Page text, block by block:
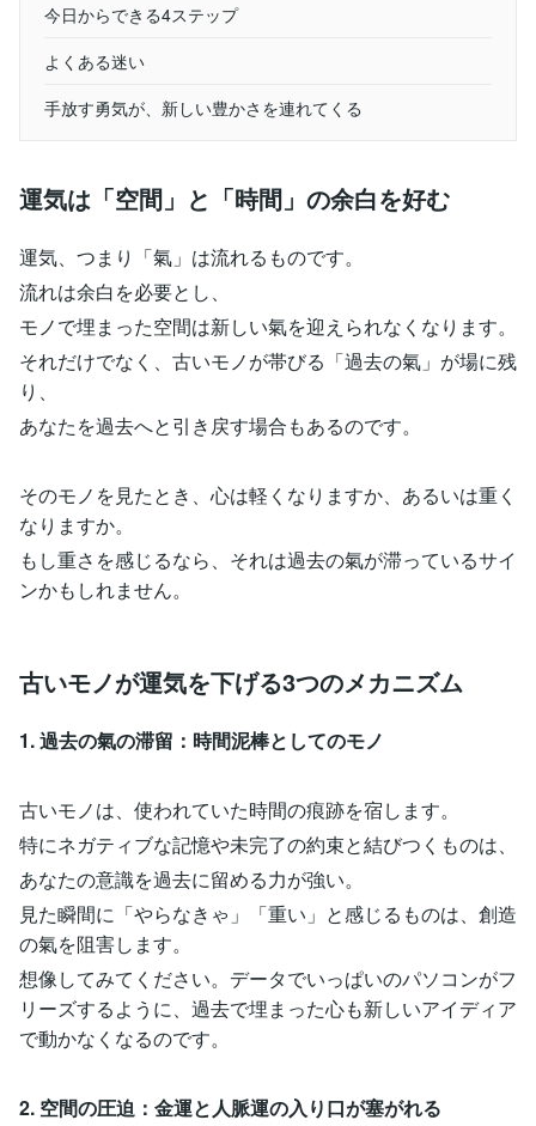
今日からできる4ステップ
よくある迷い
手放す勇気が、新しい豊かさを連れてくる
運気は「空間」と「時間」の余白を好む
運気、つまり「氣」は流れるものです。
流れは余白を必要とし、
モノで埋まった空間は新しい氣を迎えられなくなります。
それだけでなく、古いモノが帯びる「過去の氣」が場に残
り、
あなたを過去へと引き戻す場合もあるのです。
そのモノを見たとき、心は軽くなりますか、あるいは重く
なりますか。
もし重さを感じるなら、それは過去の氣が滞っているサイ
ンかもしれません。
古いモノが運気を下げる3つのメカニズム
1. 過去の氣の滞留：時間泥棒としてのモノ
古いモノは、使われていた時間の痕跡を宿します。
特にネガティブな記憶や未完了の約束と結びつくものは、
あなたの意識を過去に留める力が強い。
見た瞬間に「やらなきゃ」「重い」と感じるものは、創造
の氣を阻害します。
想像してみてください。データでいっぱいのパソコンがフ
リーズするように、過去で埋まった心も新しいアイディア
で動かなくなるのです。
2. 空間の圧迫：金運と人脈運の入り口が塞がれる